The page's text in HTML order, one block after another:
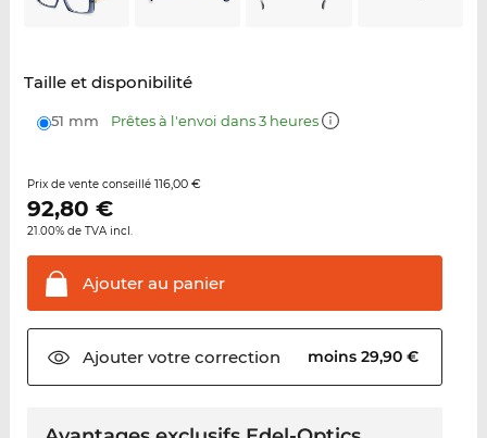
Taille et disponibilité
51 mm Prêtes à l'envoi dans 3 heures
Prix de vente conseillé 116,00 €
92,80 €
21.00% de TVA incl.
Ajouter au panier
Ajouter votrecorrection moins 29,90 €